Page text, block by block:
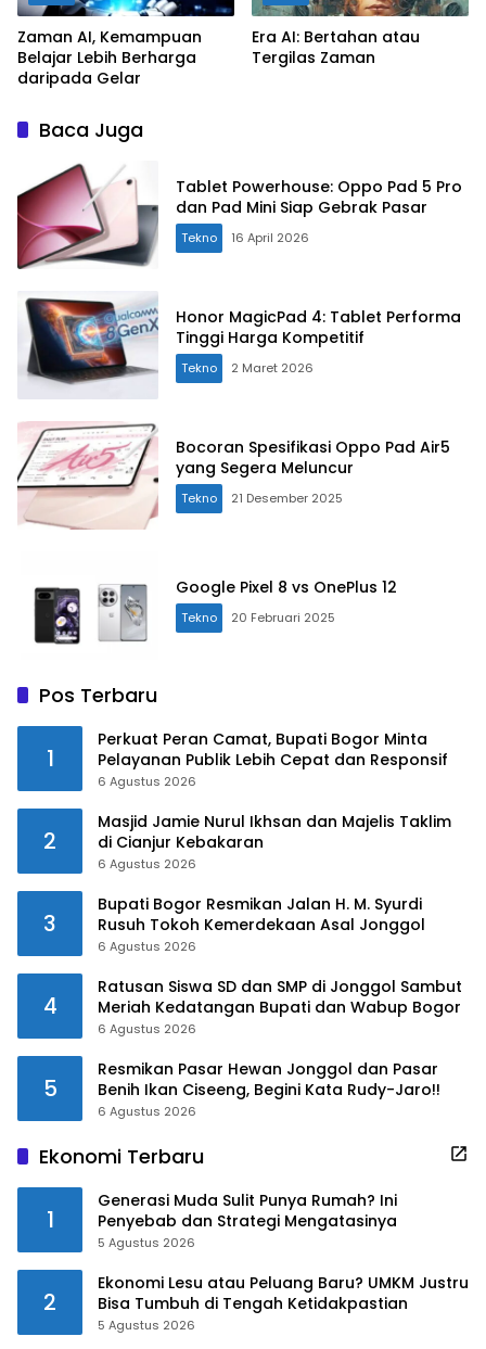
Zaman AI, Kemampuan
Belajar Lebih Berharga
daripada Gelar
Era AI: Bertahan atau
Tergilas Zaman
Baca Juga
Tablet Powerhouse: Oppo Pad 5 Pro
dan Pad Mini Siap Gebrak Pasar
Tekno 16 April 2026
Honor MagicPad 4: Tablet Performa
Tinggi Harga Kompetitif
Tekno 2 Maret 2026
Bocoran Spesifikasi Oppo Pad Air5
yang Segera Meluncur
Tekno 21 Desember 2025
Google Pixel 8 vs OnePlus 12
Tekno 20 Februari 2025
Pos Terbaru
1
Perkuat Peran Camat, Bupati Bogor Minta
Pelayanan Publik Lebih Cepat dan Responsif
6 Agustus 2026
2
Masjid Jamie Nurul Ikhsan dan Majelis Taklim
di Cianjur Kebakaran
6 Agustus 2026
3
Bupati Bogor Resmikan Jalan H. M. Syurdi
Rusuh Tokoh Kemerdekaan Asal Jonggol
6 Agustus 2026
4
Ratusan Siswa SD dan SMP di Jonggol Sambut
Meriah Kedatangan Bupati dan Wabup Bogor
6 Agustus 2026
5
Resmikan Pasar Hewan Jonggol dan Pasar
Benih Ikan Ciseeng, Begini Kata Rudy-Jaro!!
6 Agustus 2026
Ekonomi Terbaru
1
Generasi Muda Sulit Punya Rumah? Ini
Penyebab dan Strategi Mengatasinya
5 Agustus 2026
2
Ekonomi Lesu atau Peluang Baru? UMKM Justru
Bisa Tumbuh di Tengah Ketidakpastian
5 Agustus 2026